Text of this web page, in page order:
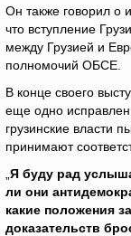
Он также говорил о
что вступление
между Грузией и
полномочий ОБСЕ.
В конце своего
еще одно
грузинские власти
принимают
Я буду рад
ли они
какие положения
доказательств